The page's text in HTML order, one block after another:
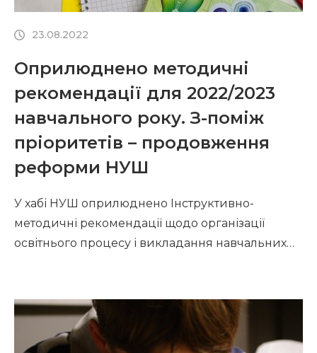
23.08.2022
Оприлюднено методичні
рекомендації для 2022/2023
навчального року. З-поміж
пріоритетів – продовження
реформи НУШ
У хабі НУШ оприлюднено Інструктивно-
методичні рекомендації щодо організації
освітнього процесу і викладання навчальних
документом можна ознайомитись за
покликанням. Рекомендації підготували
Міністерство освіти і науки України спільно з